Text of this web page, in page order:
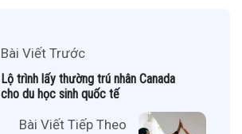
Bài Viết Trước
Lộ trình lấy thường trú nhân Canada
cho du học sinh quốc tế
Bài Viết Tiếp Theo